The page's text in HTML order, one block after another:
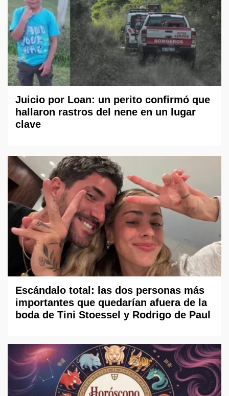
Juicio por Loan: un perito confirmó que
hallaron rastros del nene en un lugar
clave
Escándalo total: las dos personas más
importantes que quedarían afuera de la
boda de Tini Stoessel y Rodrigo de Paul